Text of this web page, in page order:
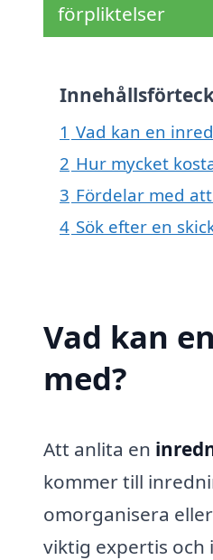
förpliktelser
1 Vad kan en
2 Hur mycket
3 Fördelar med
4 Sök efter en
Vad kan
med?
Att anlita en
kommer till
omorganisera
viktig expertis och